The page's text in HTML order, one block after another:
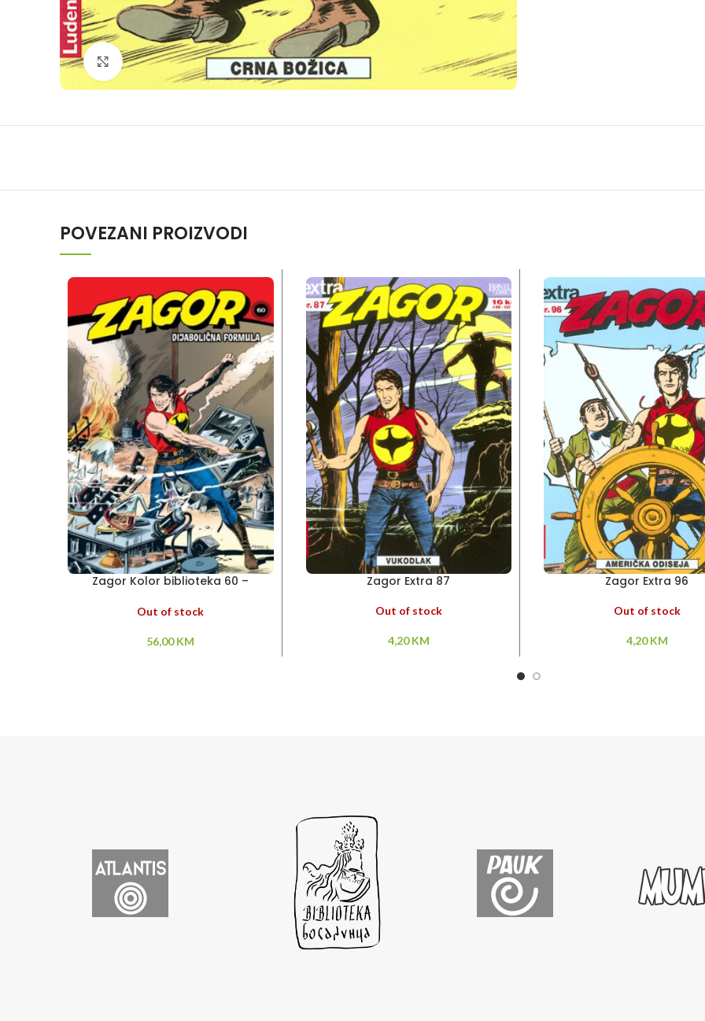
Klikni da povečaš
POVEZANI PROIZVODI
Zagor Kolor biblioteka 60 –
Out of stock
56,00KM
Zagor Extra 87
Out of stock
4,20KM
Zagor Extra 96
Out of stock
4,20KM